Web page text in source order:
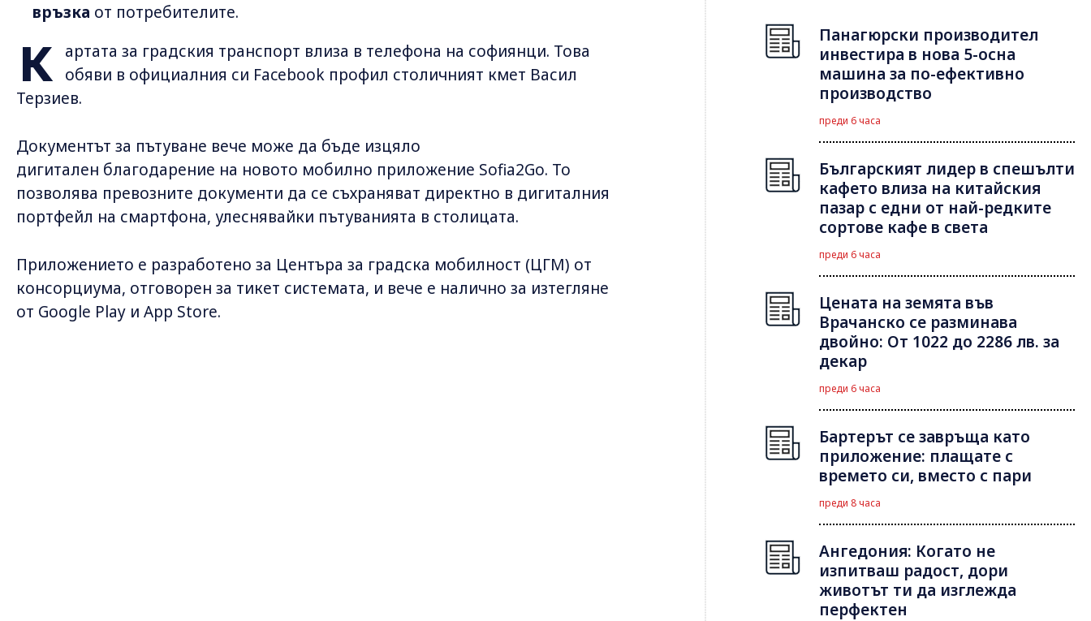
връзка от потребителите.
К
артата за градския транспорт влиза в телефона на софиянци. Това
обяви в официалния си Facebook профил столичният кмет Васил
Терзиев.
Документът за пътуване вече може да бъде изцяло
дигитален благодарение на новото мобилно приложение Sofia2Go. То
позволява превозните документи да се съхраняват директно в дигиталния
портфейл на смартфона, улеснявайки пътуванията в столицата.
Приложението е разработено за Центъра за градска мобилност (ЦГМ) от
консорциума, отговорен за тикет системата, и вече е налично за изтегляне
от Google Play и App Store.
Панагюрски производител
инвестира в нова 5-осна
машина за по-ефективно
производство
преди 6 часа
Българският лидер в спешълти
кафето влиза на китайския
пазар с едни от най-редките
сортове кафе в света
преди 6 часа
Цената на земята във
Врачанско се разминава
двойно: От 1022 до 2286 лв. за
декар
преди 6 часа
Бартерът се завръща като
приложение: плащате с
времето си, вместо с пари
преди 8 часа
Ангедония: Когато не
изпитваш радост, дори
животът ти да изглежда
перфектен